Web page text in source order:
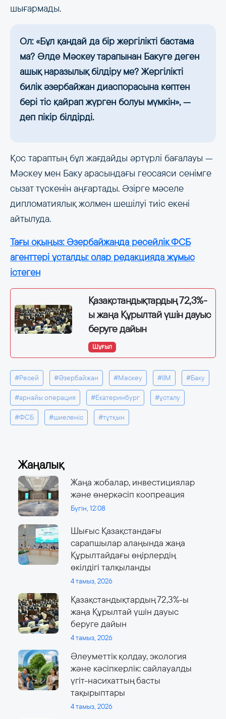
шығармады.
Ол: «Бұл қандай да бір жергілікті бастама
ма? Әлде Мәскеу тарапынан Бакуге деген
ашық наразылық білдіру ме? Жергілікті
билік әзербайжан диаспорасына көптен
бері тіс қайрап жүрген болуы мүмкін», —
деп пікір білдірді.
Қос тараптың бұл жағдайды әртүрлі бағалауы —
Мәскеу мен Баку арасындағы геосаяси сенімге
сызат түскенін аңғартады. Әзірге мәселе
дипломатиялық жолмен шешілуі тиіс екені
айтылуда.
Тағы оқыңыз: Әзербайжанда ресейлік ФСБ
агенттері ұсталды: олар редакцияда жұмыс
істеген
Қазақстандықтардың 72,3%-
ы жаңа Құрылтай үшін дауыс
беруге дайын
Шұғыл
#Ресей #Әзербайжан #Мәскеу #ІІМ #Баку
#арнайы операция #Екатеринбург #ұсталу
#ФСБ #шиеленіс #тұтқын
Жаңалық
Жаңа жобалар, инвестициялар
және өнеркәсіп коопреация
Бүгін, 12:08
Шығыс Қазақстандағы
сарапшылар алаңында жаңа
Құрылтайдағы өңірлердің
өкілдігі талқыланды
4 тамыз, 2026
Қазақстандықтардың 72,3%-ы
жаңа Құрылтай үшін дауыс
беруге дайын
4 тамыз, 2026
Әлеуметтік қолдау, экология
және кәсіпкерлік: сайлауалды
үгіт-насихаттың басты
тақырыптары
4 тамыз, 2026